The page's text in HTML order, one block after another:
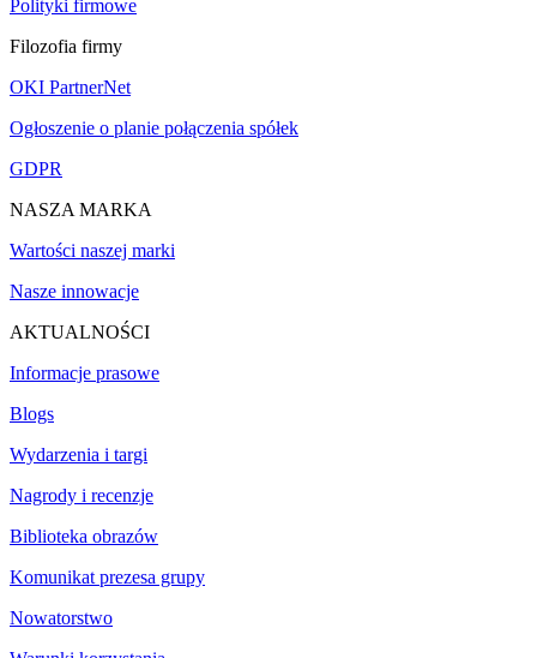
Polityki firmowe
Filozofia firmy
OKI PartnerNet
Ogłoszenie o planie połączenia spółek
GDPR
NASZA MARKA
Wartości naszej marki
Nasze innowacje
AKTUALNOŚCI
Informacje prasowe
Blogs
Wydarzenia i targi
Nagrody i recenzje
Biblioteka obrazów
Komunikat prezesa grupy
Nowatorstwo